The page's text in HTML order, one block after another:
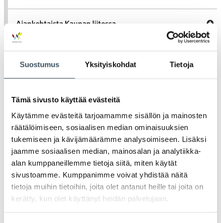
Suostumus Yksityiskohdat Tietoja
Tämä sivusto käyttää evästeitä
Käytämme evästeitä tarjoamamme sisällön ja mainosten
räätälöimiseen, sosiaalisen median ominaisuuksien
tukemiseen ja kävijämäärämme analysoimiseen. Lisäksi
jaamme sosiaalisen median, mainosalan ja analytiikka-
alan kumppaneillemme tietoja siitä, miten käytät
sivustoamme. Kumppanimme voivat yhdistää näitä
tietoja muihin tietoihin, joita olet antanut heille tai joita on
kerätty, kun olet käyttänyt heidän palvelujaan.
Ajankohtaista Kaupan liitossa
Julkaisut
Medialle
Arkistot
2026
2025